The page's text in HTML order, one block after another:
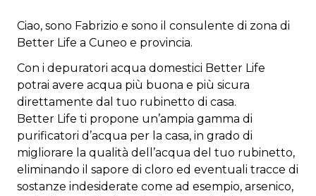
Ciao, sono Fabrizio e sono il consulente di zona di
Better Life a Cuneo e provincia.
Con i depuratori acqua domestici Better Life
potrai avere acqua più buona e più sicura
direttamente dal tuo rubinetto di casa.
Better Life ti propone un’ampia gamma di
purificatori d’acqua per la casa, in grado di
migliorare la qualità dell’acqua del tuo rubinetto,
eliminando il sapore di cloro ed eventuali tracce di
sostanze indesiderate come ad esempio, arsenico,